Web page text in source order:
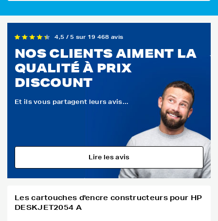
4,5 / 5 sur 19 468 avis
NOS CLIENTS AIMENT LA
QUALITÉ À PRIX
DISCOUNT
Et ils vous partagent leurs avis...
Lire les avis
Les cartouches d'encre constructeurs pour HP
DESKJET2054 A